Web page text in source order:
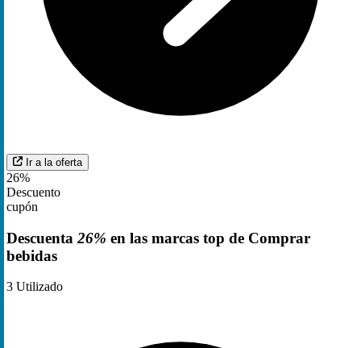
Ir a la oferta
26%
Descuento
cupón
Descuenta 26% en las marcas top de Comprar
bebidas
3 Utilizado